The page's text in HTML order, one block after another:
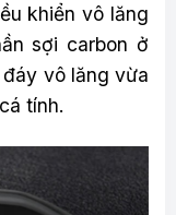
khiển vô lăng
sợi carbon ở
vô lăng vừa
tính.